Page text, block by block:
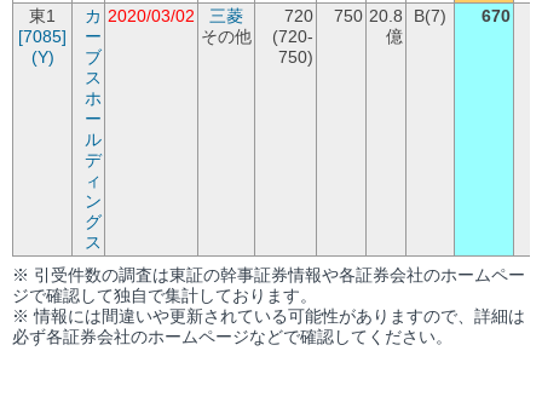
東1
[7085]
(Y)
カ
ー
ブ
ス
ホ
ー
ル
デ
ィ
ン
グ
ス
2020/03/02
三菱
その他
720
(720-
750)
750 20.8
億
B(7) 670
※ 引受件数の調査は東証の幹事証券情報や各証券会社のホームペー
ジで確認して独自で集計しております。
※ 情報には間違いや更新されている可能性がありますので、詳細は
必ず各証券会社のホームページなどで確認してください。